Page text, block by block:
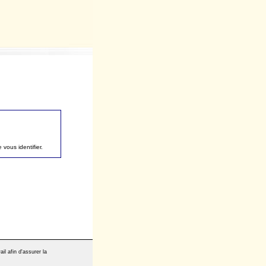
vous identifier.
afin d'assurer la